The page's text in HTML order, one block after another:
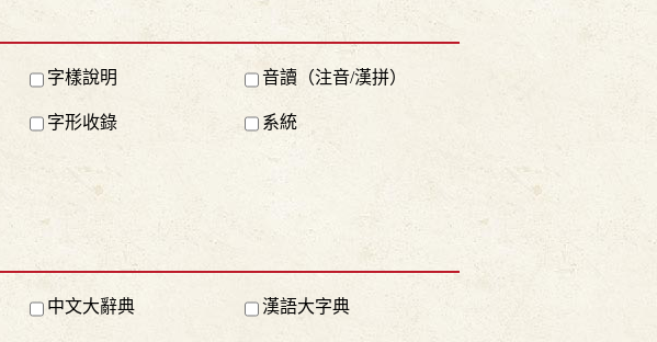
字樣說明 音讀（注音/漢拼）
字形收錄 系統
中文大辭典 漢語大字典